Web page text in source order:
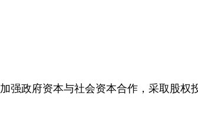
加强政府资本与社会资本合作，采取股权